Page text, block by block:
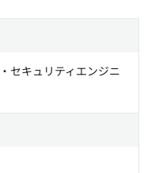
セキュリティエンジニ